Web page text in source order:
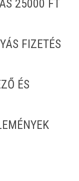
25000 FT
FIZETÉS
ÉS